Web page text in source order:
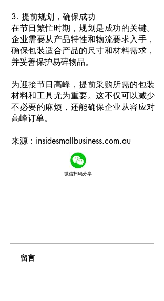
3. 提前规划，确保成功
在节日繁忙时期，规划是成功的关键。
企业需要从产品特性和物流要求入手，
确保包装适合产品的尺寸和材料需求，
并妥善保护易碎物品。
为迎接节日高峰，提前采购所需的包装
材料和工具尤为重要。这不仅可以减少
不必要的麻烦，还能确保企业从容应对
高峰订单。
来源：insidesmallbusiness.com.au
微信扫码分享
留言